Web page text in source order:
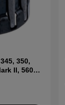
350,
II, 560XP